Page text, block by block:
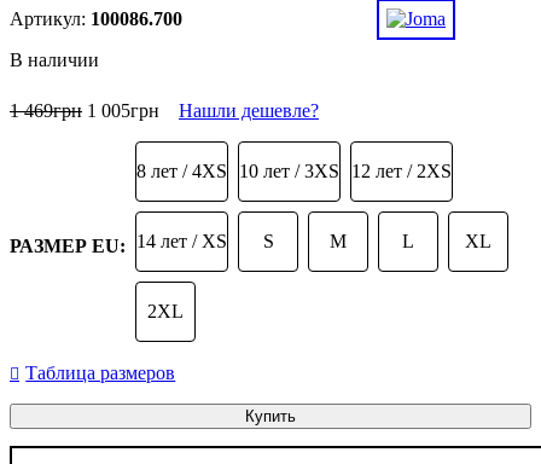
100086.700
В наличии
1 469грн 1 005грн Нашли дешевле?
РАЗМЕР EU:
8 лет / 4XS 10 лет / 3XS 12 лет / 2XS
14 лет / XS S M L XL
2XL
Таблица размеров
Купить